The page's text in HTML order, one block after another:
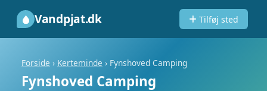
Vandpjat.dk Tilføj sted
Forside › Kerteminde › Fynshoved Camping
Fynshoved Camping